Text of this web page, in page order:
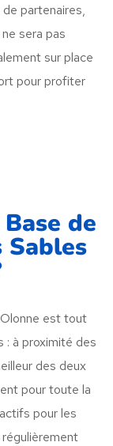
partenaires,
sera pas
sur place
pour profiter
de
Sables
est tout
: à proximité des
des deux
pour toute la
pour les